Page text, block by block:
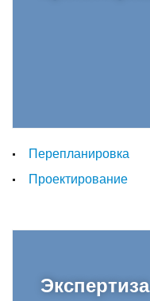
Перепланировка
Проектирование
Экспертиза